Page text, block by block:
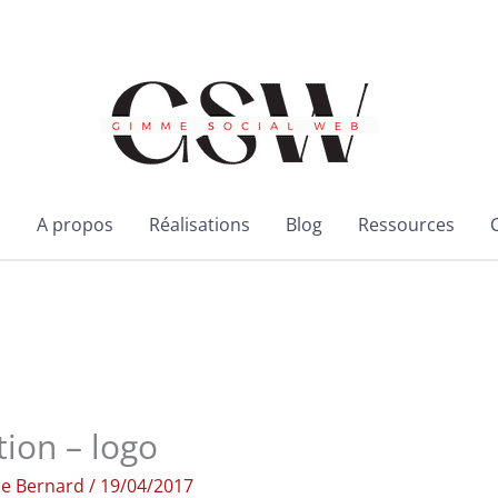
A propos Réalisations Blog Ressources
– logo
Bernard / 19/04/2017